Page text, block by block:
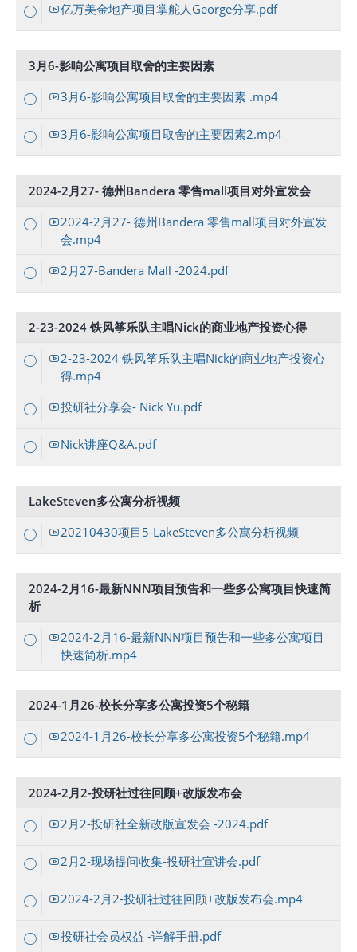
亿万美金地产项目掌舵人George分享.pdf
3月6-影响公寓项目取舍的主要因素
3月6-影响公寓项目取舍的主要因素 .mp4
3月6-影响公寓项目取舍的主要因素2.mp4
2024-2月27- 德州Bandera 零售mall项目对外宣发会
2024-2月27- 德州Bandera 零售mall项目对外宣发
会.mp4
2月27-Bandera Mall -2024.pdf
2-23-2024 铁风筝乐队主唱Nick的商业地产投资心得
2-23-2024 铁风筝乐队主唱Nick的商业地产投资心
得.mp4
投研社分享会- Nick Yu.pdf
Nick讲座Q&A.pdf
LakeSteven多公寓分析视频
20210430项目5-LakeSteven多公寓分析视频
2024-2月16-最新NNN项目预告和一些多公寓项目快速简
析
2024-2月16-最新NNN项目预告和一些多公寓项目
快速简析.mp4
2024-1月26-校长分享多公寓投资5个秘籍
2024-1月26-校长分享多公寓投资5个秘籍.mp4
2024-2月2-投研社过往回顾+改版发布会
2月2-投研社全新改版宣发会 -2024.pdf
2月2-现场提问收集-投研社宣讲会.pdf
2024-2月2-投研社过往回顾+改版发布会.mp4
投研社会员权益 -详解手册.pdf